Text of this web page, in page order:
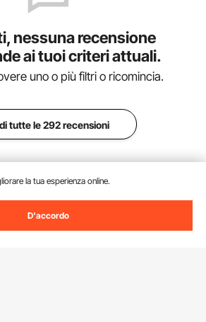
nessuna recensione
ai tuoi criteri attuali.
uno o più filtri o ricomincia.
tutte le 292 recensioni
Aggiungi al carrello
la tua esperienza online.
D'accordo